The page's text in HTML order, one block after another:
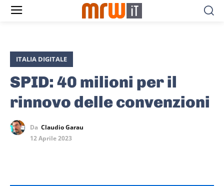
ITALIA DIGITALE
SPID: 40 milioni per il
rinnovo delle convenzioni
Da Claudio Garau
12 Aprile 2023